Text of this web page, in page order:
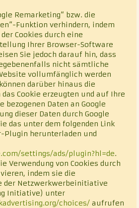
Remarketing“ bzw. die
Funktion verhindern, indem
Cookies durch eine
Ihrer Browser-Software
Sie jedoch darauf hin, dass
nicht sämtliche
vollumfänglich werden
darüber hinaus die
Cookie erzeugten und auf Ihre
bezogenen Daten an Google
dieser Daten durch Google
das unter dem folgenden Link
Plugin herunterladen und
settings/ads/plugin?hl=de.
Verwendung von Cookies durch
indem sie die
der Netzwerkwerbeinitiative
Initiative) unter
choices/ aufrufen